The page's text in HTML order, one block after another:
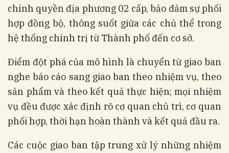
chính quyền địa phương 02 cấp, bảo đảm sự phối
hợp đồng bộ, thông suốt giữa các chủ thể trong
hệ thống chính trị từ Thành phố đến cơ sở.
Điểm đột phá của mô hình là chuyển từ giao ban
nghe báo cáo sang giao ban theo nhiệm vụ, theo
sản phẩm và theo kết quả thực hiện; mọi nhiệm
vụ đều được xác định rõ cơ quan chủ trì, cơ quan
phối hợp, thời hạn hoàn thành và kết quả đầu ra.
Các cuộc giao ban tập trung xử lý những nhiệm